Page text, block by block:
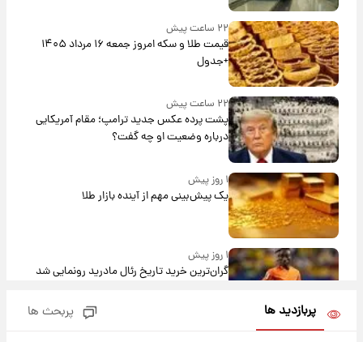
۲۲ ساعت پیش
قیمت طلا و سکه امروز جمعه ۱۶ مرداد ۱۴۰۵
+جدول
۲۲ ساعت پیش
پشت پرده عکس جدید ترامپ؛ مقام آمریکایی
درباره وضعیت او چه گفت؟
۱ روز پیش
یک پیش‌بینی مهم از آینده بازار طلا
۱ روز پیش
گران‌ترین خرید تاریخ رئال مادرید رونمایی شد
پربازدید ها پربحث ها